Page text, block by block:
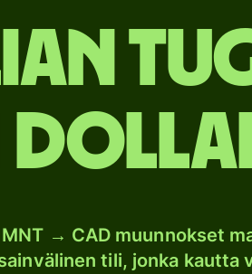
→ CAD muunnokset
tili, jonka kautta